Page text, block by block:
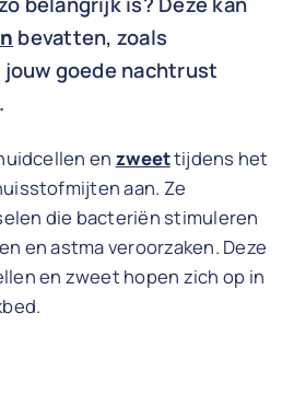
bevatten, zoals
goede nachtrust
en zweettijdens het
aan. Ze
die bacteriën stimuleren
en astma veroorzaken. Deze
en zweet hopen zich op in